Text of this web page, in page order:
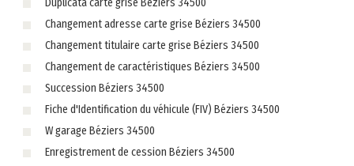
Duplicata carte grise Béziers 34500
Changement adresse carte grise Béziers 34500
Changement titulaire carte grise Béziers 34500
Changement de caractéristiques Béziers 34500
Succession Béziers 34500
Fiche d'Identification du véhicule (FIV) Béziers 34500
W garage Béziers 34500
Enregistrement de cession Béziers 34500